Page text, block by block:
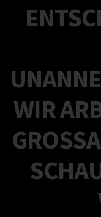
WIR
CHAU